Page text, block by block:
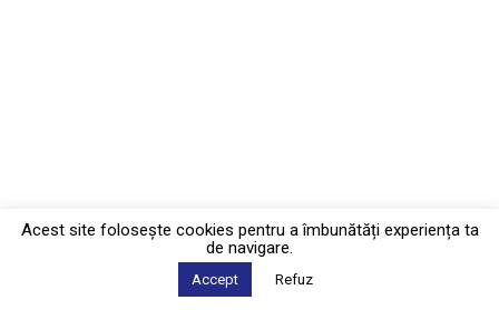
Acest site foloseşte cookies pentru a îmbunătăți experiența ta
de navigare.
Accept Refuz